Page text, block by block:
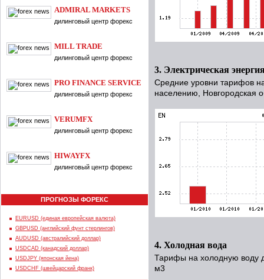
ADMIRAL MARKETS
дилинговый центр форекс
MILL TRADE
дилинговый центр форекс
PRO FINANCE SERVICE
дилинговый центр форекс
VERUMFX
дилинговый центр форекс
HIWAYFX
дилинговый центр форекс
ПРОГНОЗЫ ФОРЕКС
EURUSD (единая европейская валюта)
GBPUSD (английский фунт стерлингов)
AUDUSD (австралийский доллар)
USDCAD (канадский доллар)
USDJPY (японская йена)
USDCHF (швейцарский франк)
3. Электрическая
Средние уровни тарифов
населению, Новгородская
4. Холодная вода
Тарифы на холодную воду
м3